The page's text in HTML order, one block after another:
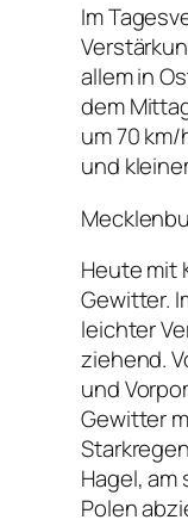
Im
allem in
dem
um 70
und
Heute mit
Gewitter.
leichter
ziehend.
und
Gewitter
Hagel,
Polen